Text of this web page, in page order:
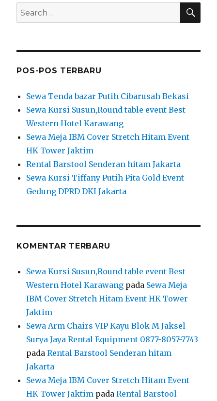
Search
for:
POS-POS TERBARU
Sewa Tenda bazar Putih Cibarusah Bekasi
Sewa Kursi Susun,Round table event Best
Western Hotel Karawang
Sewa Meja IBM Cover Stretch Hitam Event
HK Tower Jaktim
Rental Barstool Senderan hitam Jakarta
Sewa Kursi Tiffany Putih Pita Gold Event
Gedung DPRD DKI Jakarta
KOMENTAR TERBARU
Sewa Kursi Susun,Round table event Best
Western Hotel Karawang pada Sewa Meja
IBM Cover Stretch Hitam Event HK Tower
Jaktim
Sewa Arm Chairs VIP Kayu Blok M Jaksel –
Surya Jaya Rental Equipment 0877-8057-7743
padaRental Barstool Senderan hitam
Jakarta
Sewa Meja IBM Cover Stretch Hitam Event
HK Tower Jaktim padaRental Barstool